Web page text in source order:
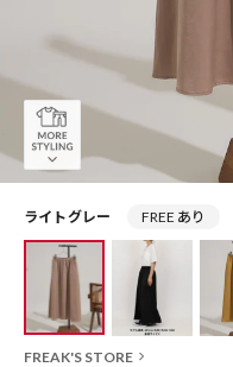
ライトグレー FREE あり
FREAK'S STORE